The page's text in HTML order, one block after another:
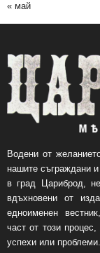
« май
Водени от
нашите съграждани
в град Цариброд,
вдъхновени от
едноименен
част от този
успехи или проблеми.